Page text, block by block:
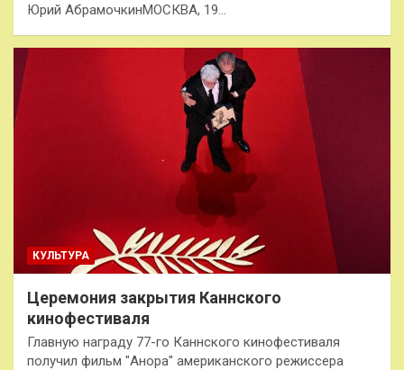
Юрий АбрамочкинМОСКВА, 19…
КУЛЬТУРА
Церемония закрытия Каннского
кинофестиваля
Главную награду 77-го Каннского кинофестиваля
получил фильм "Анора" американского режиссера